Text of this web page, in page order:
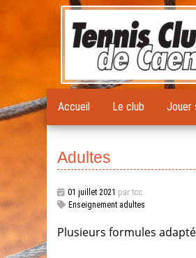
Accueil Le club Jouer
Adultes
01 juillet 2021 par tcc
Enseignement adultes
Plusieurs formules